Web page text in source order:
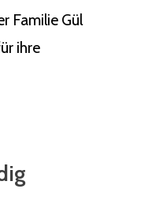
Familie Gül
ihre